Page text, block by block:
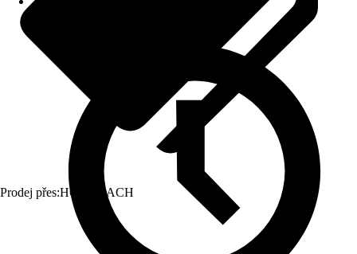
Prodej přes:HORNBACH